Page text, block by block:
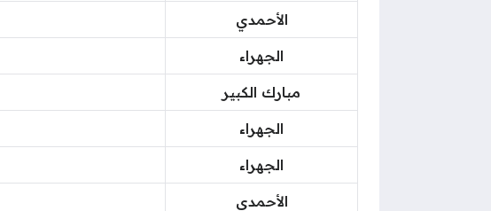
الأحمدي
الجهراء
مبارك الكبير
الجهراء
الجهراء
الأحمدي